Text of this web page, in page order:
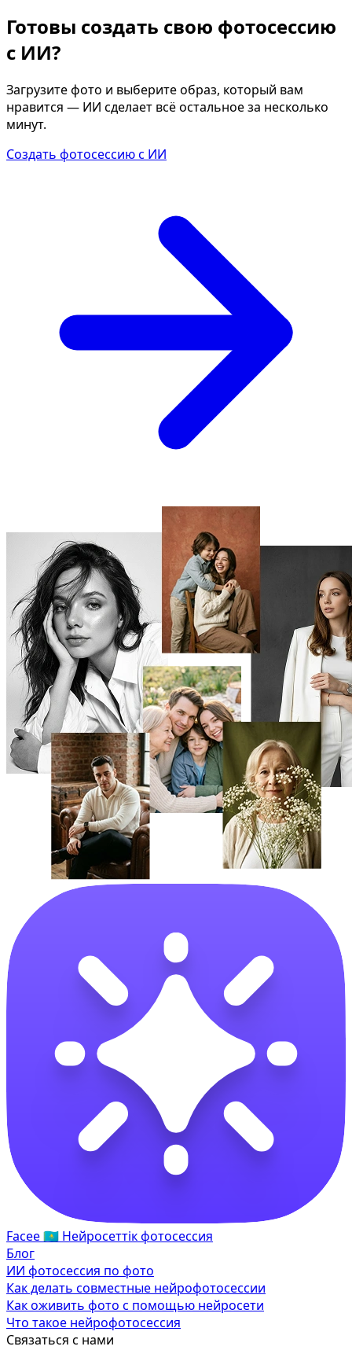
Готовы создать свою фотосессию
с ИИ?
Загрузите фото и выберите образ, который вам
нравится — ИИ сделает всё остальное за несколько
минут.
Создать фотосессию с ИИ
Facee🇰🇿 Нейросеттік фотосессия
Блог
ИИ фотосессия по фото
Как делать совместные нейрофотосессии
Как оживить фото с помощью нейросети
Что такое нейрофотосессия
Связаться с нами